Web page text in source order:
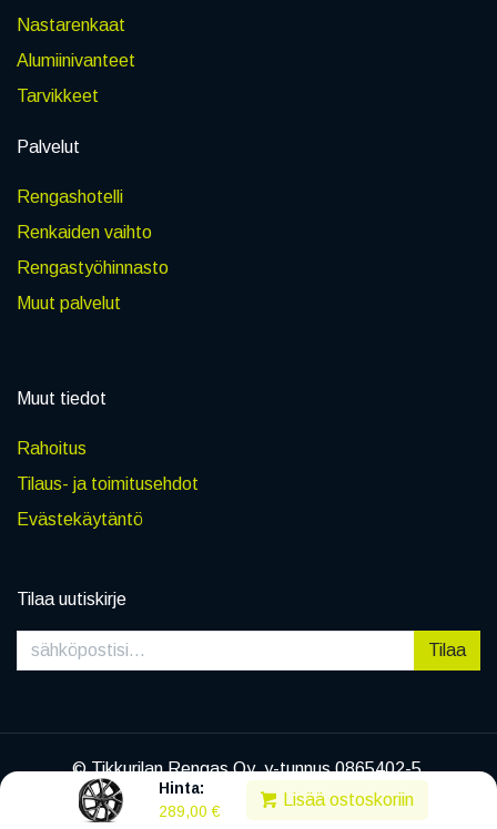
Hinta:
289,00 €
Lisää ostoskoriin
Nastarenkaat
Alumiinivanteet
Tarvikkeet
Palvelut
Rengashotelli
Renkaiden vaihto
Rengastyöhinnasto
Muut palvelut
Muut tiedot
Rahoitus
Tilaus- ja toimitusehdot
Evästekäytäntö
Tilaa uutiskirje
Tilaa
© Tikkurilan Rengas Oy, y-tunnus 0865402-5
|Tietosuojaseloste